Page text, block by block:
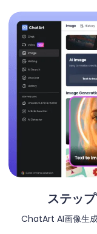
ステッ
ChatArt AI画像生